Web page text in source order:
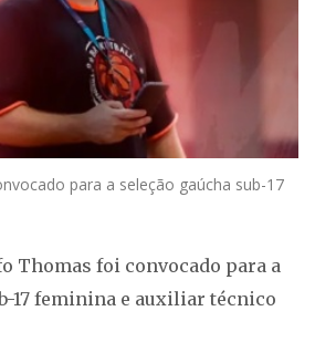
para a seleção gaúcha sub-17
Thomas foi convocado para a
17 feminina e auxiliar técnico